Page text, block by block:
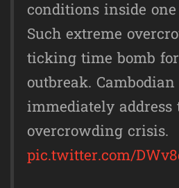
conditions inside
Such extreme
ticking time bomb
outbreak.
immediately address
overcrowding crisis.
pic.twitter.com/